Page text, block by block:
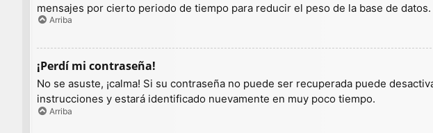
mensajes por cierto periodo de tiempo para reducir el peso de la base de
Arriba
¡Perdí mi contraseña!
No se asuste, ¡calma! Si su contraseña no puede ser recuperada puede
instrucciones y estará identificado nuevamente en muy poco tiempo.
Arriba